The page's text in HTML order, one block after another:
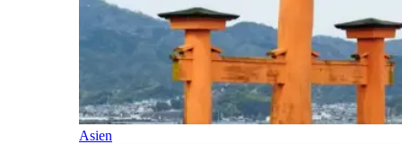
Asien